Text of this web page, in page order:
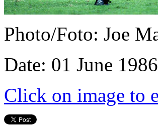
Photo/Foto: Joe
Date: 01 June 1986
Click on image to